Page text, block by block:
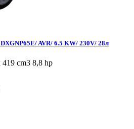
AVR/ 6.5 KW/ 230V/ 28л
419 cm3 8,8 hp